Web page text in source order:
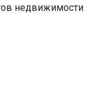
недвижимости